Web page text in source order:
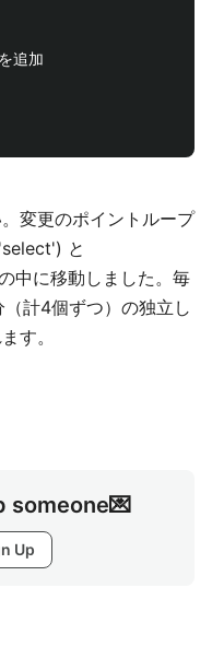
追加
変更のポイントループ
と
に移動しました。毎
計4個ずつ）の独立し
す。
someone💌
Up